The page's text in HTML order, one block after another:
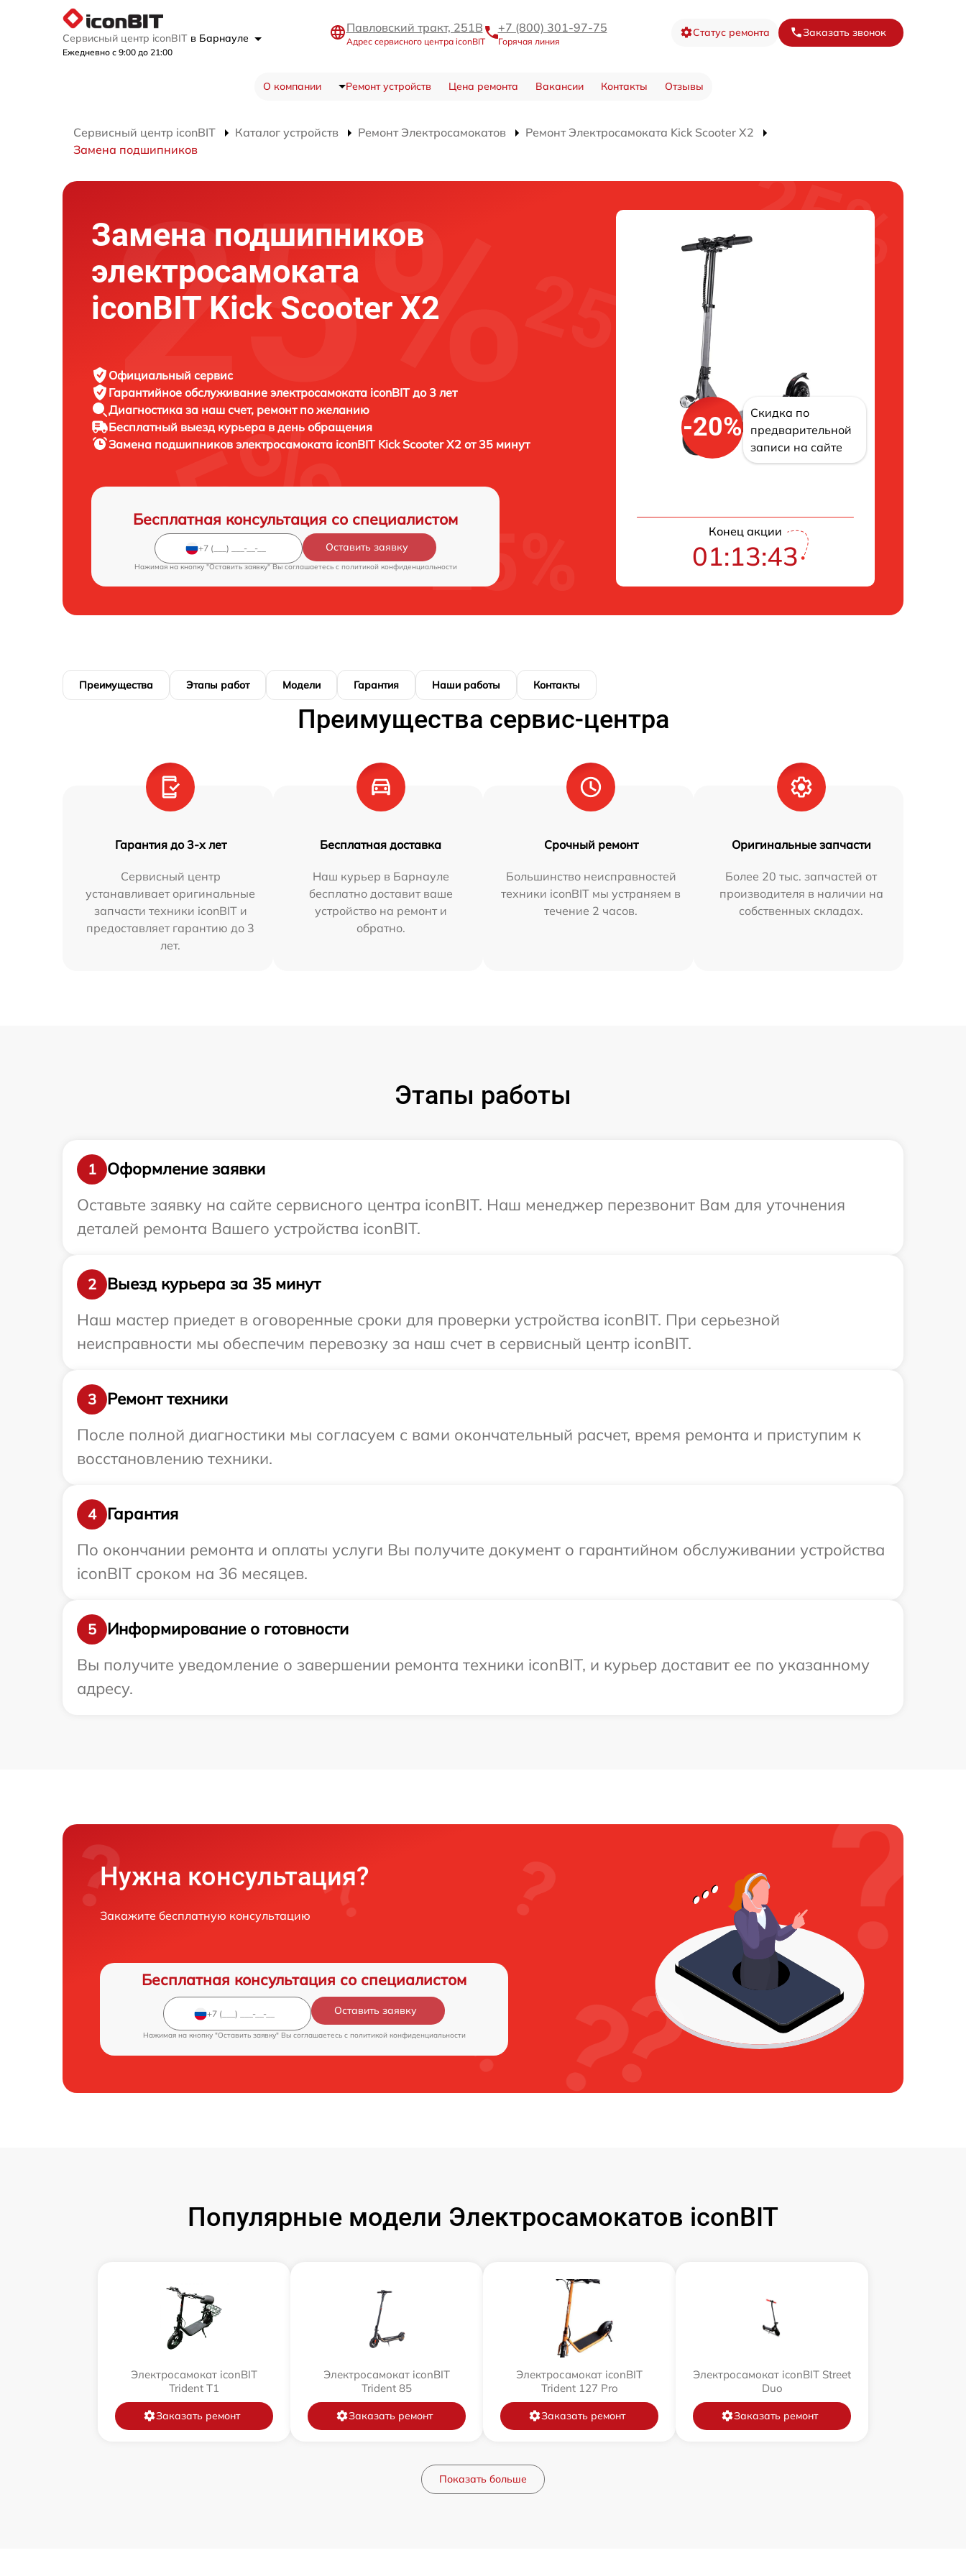
Сервисный центр iconBIT в Барнауле
Ежедневно с 9:00 до 21:00
Павловский тракт, 251В
Адрес сервисного центра iconBIT
+7 (800) 301-97-75
Горячая линия
Статус ремонта Заказать звонок
О компании Ремонт устройств Цена ремонта Вакансии Контакты Отзывы
Сервисный центр iconBIT Каталог устройств Ремонт Электросамокатов
Ремонт Электросамоката Kick Scooter X2
Замена подшипников
Замена подшипников
электросамоката
iconBIT Kick Scooter X2
Официальный сервис
Гарантийное обслуживание электросамоката iconBIT до 3 лет
Диагностика за наш счет, ремонт по желанию
Бесплатный выезд курьера в день обращения
Замена подшипников электросамоката iconBIT Kick Scooter X2 от 35 минут
Бесплатная консультация со специалистом
Оставить заявку
Нажимая на кнопку "Оставить заявку" Вы соглашаетесь c политикой конфиденциальности
-20%
Скидка по
предварительной
записи на сайте
Конец акции
01:13:43
Преимущества Этапы работ Модели Гарантия Наши работы Контакты
Преимущества сервис-центра
Гарантия до 3-х лет
Сервисный центр
устанавливает оригинальные
запчасти техники iconBIT и
предоставляет гарантию до 3
лет.
Бесплатная доставка
Наш курьер в Барнауле
бесплатно доставит ваше
устройство на ремонт и
обратно.
Срочный ремонт
Большинство неисправностей
техники iconBIT мы устраняем в
течение 2 часов.
Оригинальные запчасти
Более 20 тыс. запчастей от
производителя в наличии на
собственных складах.
Этапы работы
1
Оформление заявки
Оставьте заявку на сайте сервисного центра iconBIT. Наш менеджер перезвонит Вам для уточнения
деталей ремонта Вашего устройства iconBIT.
2
Выезд курьера за 35 минут
Наш мастер приедет в оговоренные сроки для проверки устройства iconBIT. При серьезной
неисправности мы обеспечим перевозку за наш счет в сервисный центр iconBIT.
3
Ремонт техники
После полной диагностики мы согласуем с вами окончательный расчет, время ремонта и приступим к
восстановлению техники.
4
Гарантия
По окончании ремонта и оплаты услуги Вы получите документ о гарантийном обслуживании устройства
iconBIT сроком на 36 месяцев.
5
Информирование о готовности
Вы получите уведомление о завершении ремонта техники iconBIT, и курьер доставит ее по указанному
адресу.
Нужна консультация?
Закажите бесплатную консультацию
Бесплатная консультация со специалистом
Оставить заявку
Нажимая на кнопку "Оставить заявку" Вы соглашаетесь c политикой конфиденциальности
Популярные модели Электросамокатов iconBIT
Электросамокат iconBIT
Trident T1
Заказать ремонт
Электросамокат iconBIT
Trident 85
Заказать ремонт
Электросамокат iconBIT
Trident 127 Pro
Заказать ремонт
Электросамокат iconBIT Street
Duo
Заказать ремонт
Показать больше